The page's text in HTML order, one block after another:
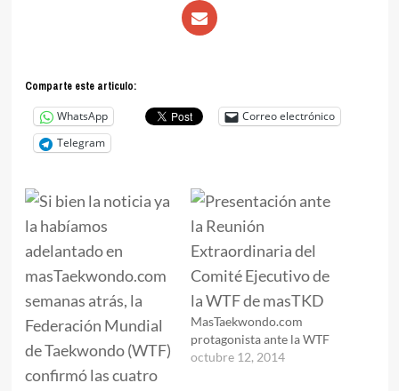
Comparte este articulo:
WhatsApp
Correo electrónico
Telegram
MasTaekwondo.com
protagonista ante la WTF
octubre 12, 2014